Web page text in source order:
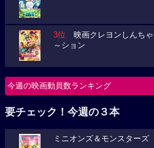
3位 映画クレヨンしんち
～ション
今週の映画動員数ランキング
要チェック！今週の３本
ミニオンズ＆モンスターズ